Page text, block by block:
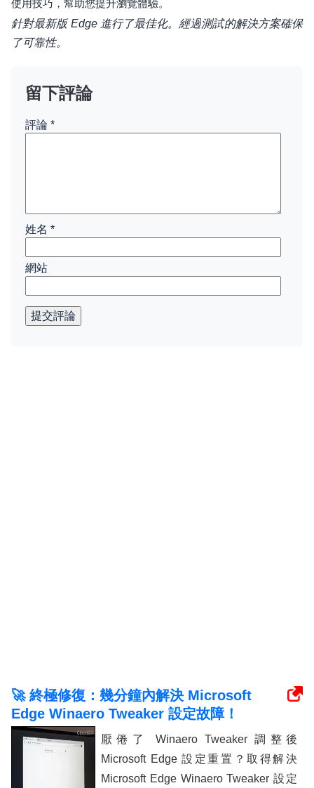
使用技巧，幫助您提升瀏覽體驗。
針對最新版 Edge 進行了最佳化。經過測試的解決方案確保
了可靠性。
留下評論
評論 *
姓名 *
網站
提交評論
🚀 終極修復：幾分鐘內解決 Microsoft
Edge Winaero Tweaker 設定故障！
厭倦了 Winaero Tweaker 調整後
Microsoft Edge 設定重置？取得解決
Microsoft Edge Winaero Tweaker 設定